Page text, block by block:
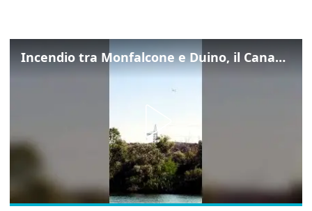
Incendio tra Monfalcone e Duino, il Canadair in azione per fermare le fiamme sul fronte dell’A4